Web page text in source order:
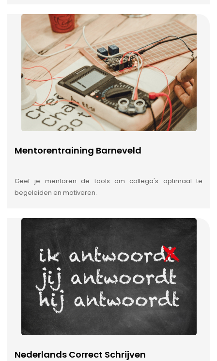
Mentorentraining Barneveld
Geef je mentoren de tools om collega's optimaal te
begeleiden en motiveren.
Nederlands Correct Schrijven